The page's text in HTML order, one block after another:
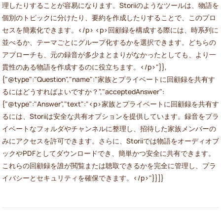
理したりすることが容易になります。Storiiのようなツールは、物語を
個別のトピックに分けたり、要約を作成したりすることで、このプロ
セスを簡素化できます。</p> <p>回顧録を構成する際には、時系列に
並べるか、テーマごとにグループ化するかを選択できます。どちらの
アプローチも、元の録音が多少まとまりがなかったとしても、より一
貫性のある物語を作成するのに役立ちます。</p>"}},
{"@type":"Question","name":"家族とプライベートに回顧録を共有す
るにはどうすればよいですか？","acceptedAnswer":
{"@type":"Answer","text":"<p>家族とプライベートに回顧録を共有す
るには、Storiiは安全な共有オプションを提供しています。録音をプラ
イベートなフォルダやチャンネルに整理し、招待した家族メンバーの
みにアクセスを許可できます。さらに、Storiiでは物語をオーディオブ
ックやPDFとしてダウンロードでき、簡単かつ安全に共有できます。
これらの回顧録を誰が閲覧または聴取できるかを完全に管理し、プラ
イバシーとセキュリティを確保できます。</p>"}}]}